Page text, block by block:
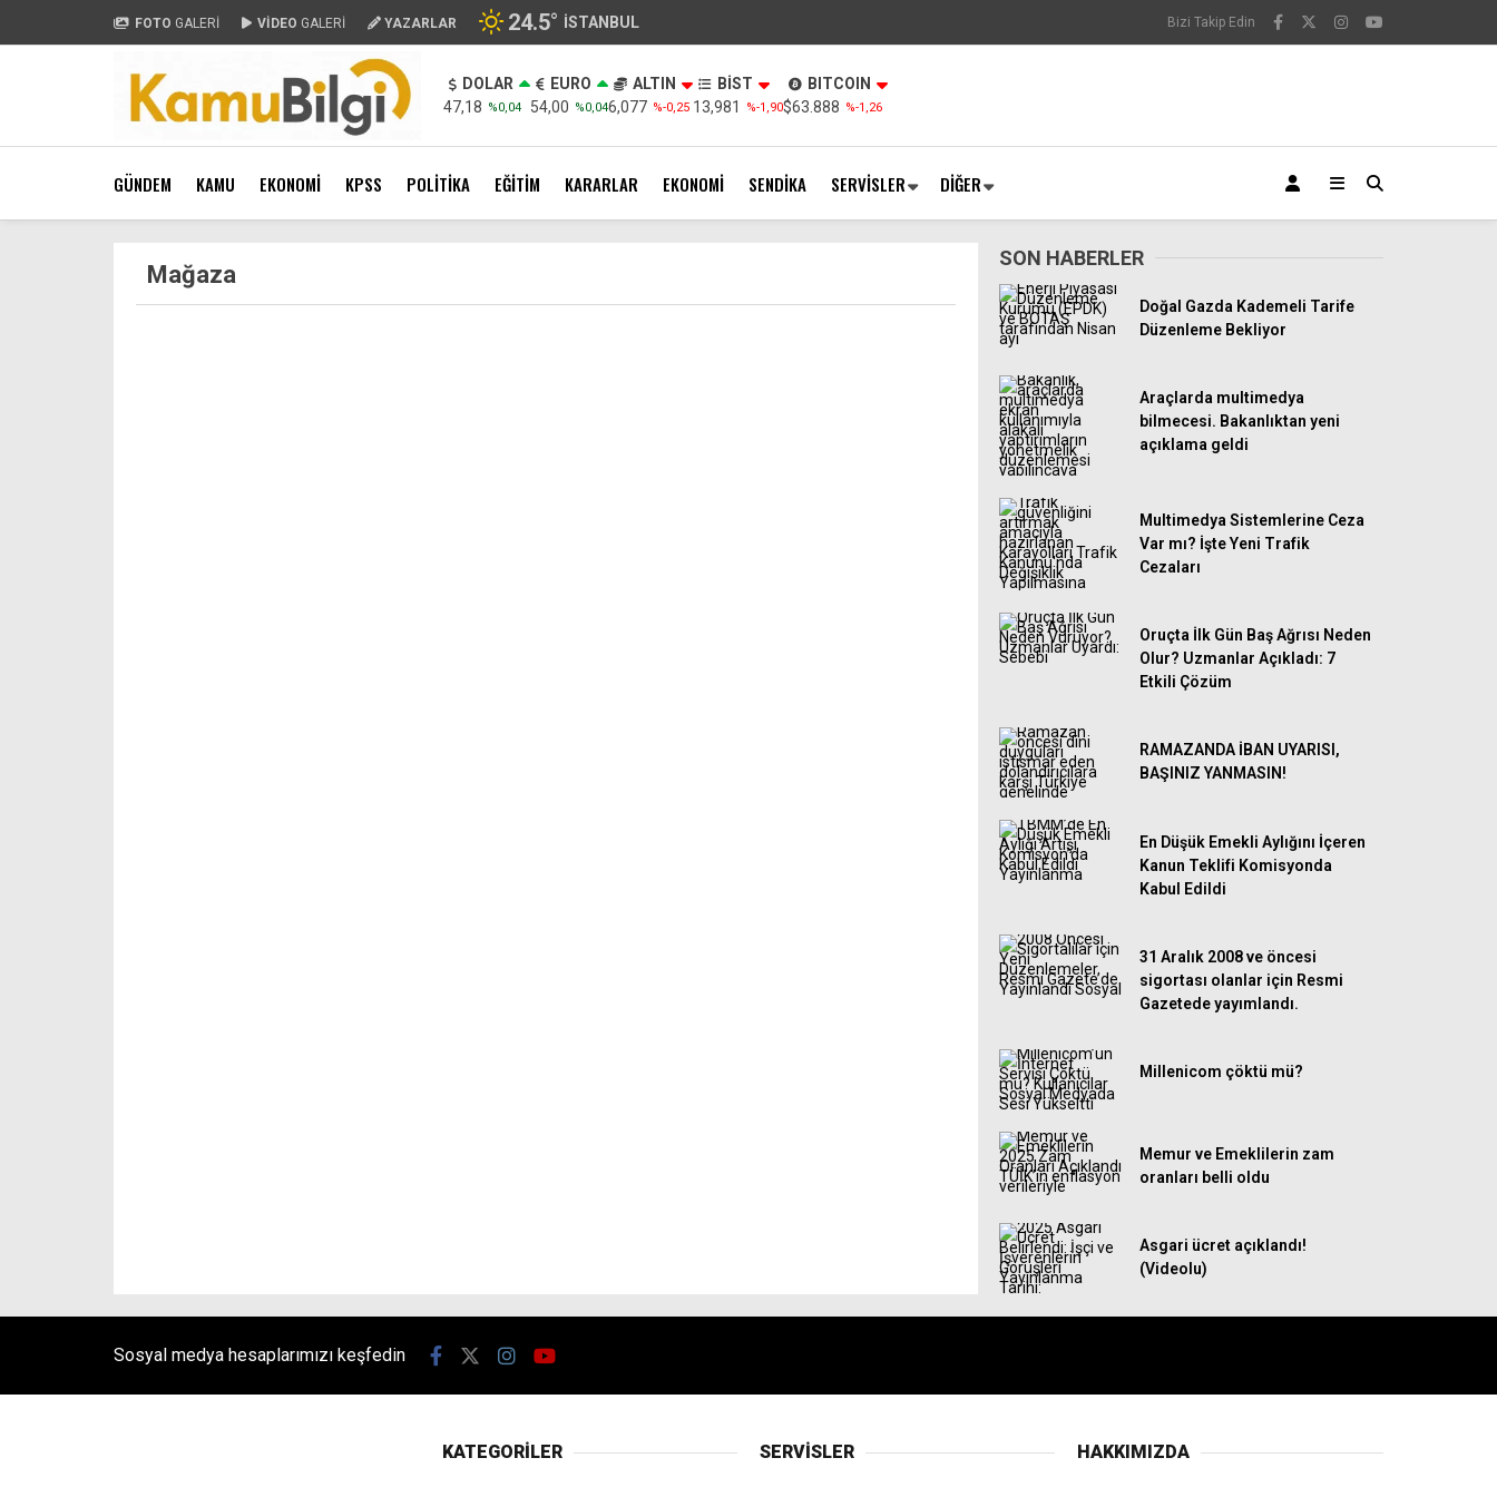
FOTO GALERİ VİDEO GALERİ YAZARLAR 24.5° İSTANBUL Bizi Takip Edin
DOLAR
47,18 %0,04
EURO
54,00 %0,04
ALTIN
6,077 %-0,25
BİST
13,981
%-1,90
BITCOIN
$63.888 %-1,26
GÜNDEM KAMU EKONOMİ KPSS POLİTİKA EĞİTİM KARARLAR EKONOMİ SENDİKA SERVİSLER DİĞER
Mağaza
SON HABERLER
Doğal Gazda Kademeli Tarife
Düzenleme Bekliyor
Araçlarda multimedya
bilmecesi. Bakanlıktan yeni
açıklama geldi
Multimedya Sistemlerine Ceza
Var mı? İşte Yeni Trafik
Cezaları
Oruçta İlk Gün Baş Ağrısı Neden
Olur? Uzmanlar Açıkladı: 7
Etkili Çözüm
RAMAZANDA İBAN UYARISI,
BAŞINIZ YANMASIN!
En Düşük Emekli Aylığını İçeren
Kanun Teklifi Komisyonda
Kabul Edildi
31 Aralık 2008 ve öncesi
sigortası olanlar için Resmi
Gazetede yayımlandı.
Millenicom çöktü mü?
Memur ve Emeklilerin zam
oranları belli oldu
Asgari ücret açıklandı!
(Videolu)
Sosyal medya hesaplarımızı keşfedin
KATEGORİLER SERVİSLER HAKKIMIZDA